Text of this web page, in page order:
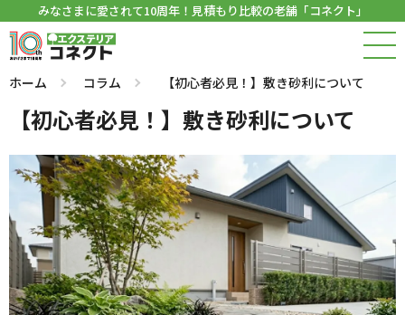
みなさまに愛されて10周年！見積もり比較の老舗「コネクト」
ホーム コラム 【初心者必見！】敷き砂利について
【初心者必見！】敷き砂利について